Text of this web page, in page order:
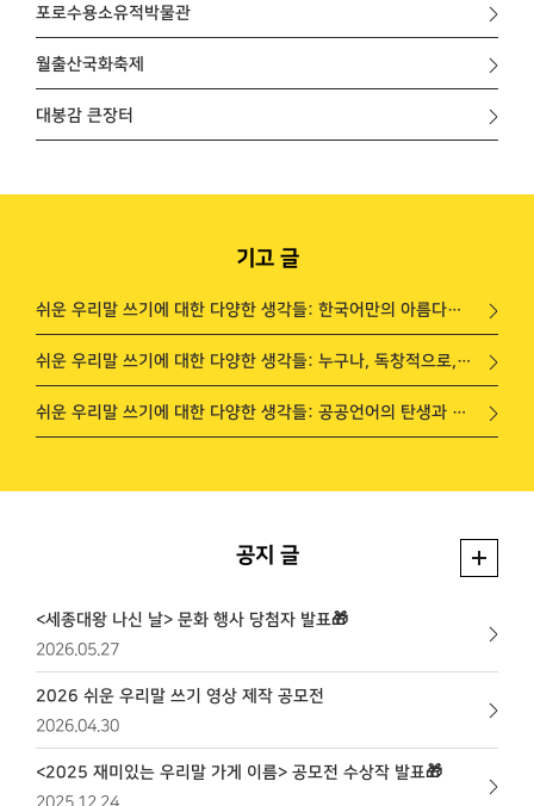
포로수용소유적박물관
월출산국화축제
대봉감 큰장터
기고 글
쉬운 우리말 쓰기에 대한 다양한 생각들: 한국어만의 아름다운 매력
쉬운 우리말 쓰기에 대한 다양한 생각들: 누구나, 독창적으로, 함께 한글을 담는 공간
쉬운 우리말 쓰기에 대한 다양한 생각들: 공공언어의 탄생과 20년
공지 글
<세종대왕 나신 날> 문화 행사 당첨자 발표🎁
2026.05.27
2026 쉬운 우리말 쓰기 영상 제작 공모전
2026.04.30
<2025 재미있는 우리말 가게 이름> 공모전 수상작 발표🎁